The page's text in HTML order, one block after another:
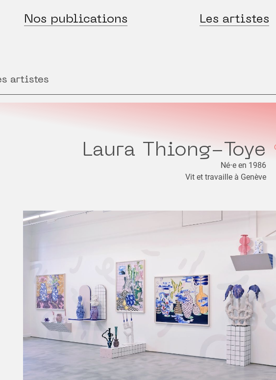
Nos publications Les artistes
artistes
Laura Thiong-Toye
Né⋅e en 1986
Vit et travaille à Genève